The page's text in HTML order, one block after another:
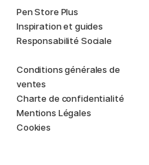
Pen Store Plus
Inspiration et guides
Responsabilité Sociale
Conditions générales de
ventes
Charte de confidentialité
Mentions Légales
Cookies